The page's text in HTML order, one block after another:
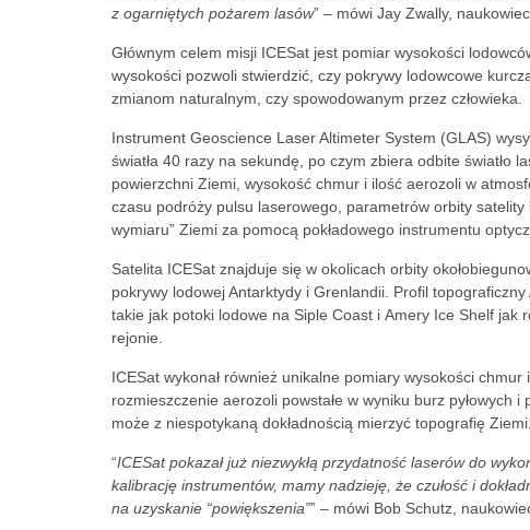
z ogarniętych pożarem lasów” – mówi Jay Zwally,
Głównym celem misji ICESat jest pomiar wysokości
wysokości pozwoli stwierdzić, czy pokrywy lodowcowe
zmianom naturalnym, czy spowodowanym przez człowieka.
Instrument Geoscience Laser Altimeter System (GLAS)
światła 40 razy na sekundę, po czym zbiera odbite światło
powierzchni Ziemi, wysokość chmur i ilość aerozoli w
czasu podróży pulsu laserowego, parametrów orbity
wymiaru” Ziemi za pomocą pokładowego instrumentu
Satelita ICESat znajduje się w okolicach orbity
pokrywy lodowej Antarktydy i Grenlandii. Profil
takie jak potoki lodowe na Siple Coast i Amery Ice Shelf jak
rejonie.
ICESat wykonał również unikalne pomiary wysokości
rozmieszczenie aerozoli powstałe w wyniku burz pyłowych
może z niespotykaną dokładnością mierzyć topografię Ziemi.
“ICESat pokazał już niezwykłą przydatność laserów do
kalibrację instrumentów, mamy nadzieję, że czułość i
na uzyskanie “powiększenia”” – mówi Bob Schutz,